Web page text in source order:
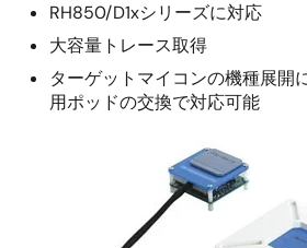
RH850/D1xシリーズに対応
大容量トレース取得
ターゲットマイコンの機種展開
用ポッドの交換で対応可能